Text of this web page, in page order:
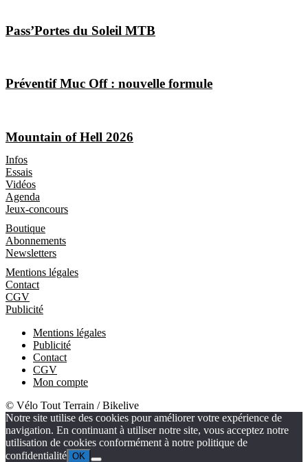
Pass’Portes du Soleil MTB
Préventif Muc Off : nouvelle formule
Mountain of Hell 2026
Infos
Essais
Vidéos
Agenda
Jeux-concours
Boutique
Abonnements
Newsletters
Mentions légales
Contact
CGV
Publicité
Mentions légales
Publicité
Contact
CGV
Mon compte
© Vélo Tout Terrain / Bikelive
Notre site utilise des cookies pour améliorer votre expérience de
navigation. En continuant à utiliser notre site, vous acceptez notre
utilisation de cookies conformément à notre politique de
confidentialité OK